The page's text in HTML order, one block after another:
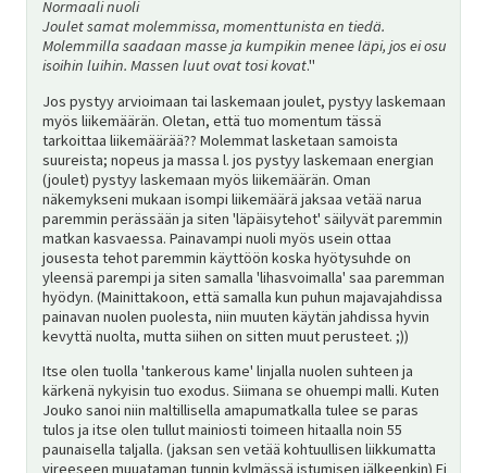
Normaali nuoli
Joulet samat molemmissa, momenttunista en tiedä.
Molemmilla saadaan masse ja kumpikin menee läpi, jos ei osu
isoihin luihin. Massen luut ovat tosi kovat."
Jos pystyy arvioimaan tai laskemaan joulet, pystyy laskemaan
myös liikemäärän. Oletan, että tuo momentum tässä
tarkoittaa liikemäärää?? Molemmat lasketaan samoista
suureista; nopeus ja massa l. jos pystyy laskemaan energian
(joulet) pystyy laskemaan myös liikemäärän. Oman
näkemykseni mukaan isompi liikemäärä jaksaa vetää narua
paremmin perässään ja siten 'läpäisytehot' säilyvät paremmin
matkan kasvaessa. Painavampi nuoli myös usein ottaa
jousesta tehot paremmin käyttöön koska hyötysuhde on
yleensä parempi ja siten samalla 'lihasvoimalla' saa paremman
hyödyn. (Mainittakoon, että samalla kun puhun majavajahdissa
painavan nuolen puolesta, niin muuten käytän jahdissa hyvin
kevyttä nuolta, mutta siihen on sitten muut perusteet. ;))
Itse olen tuolla 'tankerous kame' linjalla nuolen suhteen ja
kärkenä nykyisin tuo exodus. Siimana se ohuempi malli. Kuten
Jouko sanoi niin maltillisella amapumatkalla tulee se paras
tulos ja itse olen tullut mainiosti toimeen hitaalla noin 55
paunaisella taljalla. (jaksan sen vetää kohtuullisen liikkumatta
vireeseen muuataman tunnin kylmässä istumisen jälkeenkin) Ei